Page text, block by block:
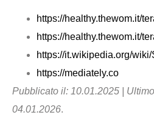
https://healthy.thewom.it/
https://healthy.thewom.it/
https://it.wikipedia.org/wiki/
https://mediately.co
Pubblicato il: 10.01.2025 |
04.01.2026.